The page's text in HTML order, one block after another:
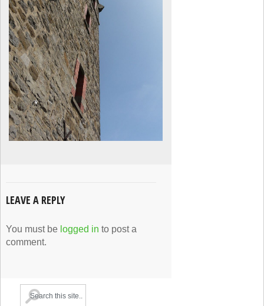
LEAVE A REPLY
You must be logged in to post a
comment.